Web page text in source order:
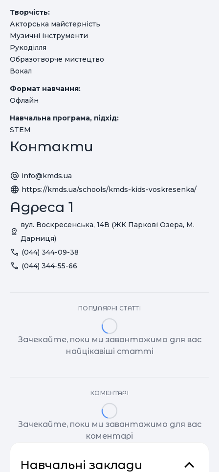
Творчість:
Акторська майстерність
Музичні інструменти
Рукоділля
Образотворче мистецтво
Вокал
Формат навчання:
Офлайн
Навчальна програма, підхід:
STEM
Контакти
info@kmds.ua
https://kmds.ua/schools/kmds-kids-voskresenka/
Адреса 1
вул. Воскресенська, 14В (ЖК Паркові Озера, М.
Дарниця)
(044) 344-09-38
(044) 344-55-66
ПОПУЛЯРНІ СТАТТІ
Зачекайте, поки ми завантажимо для вас
найцікавіші статті
КОМЕНТАРІ
Зачекайте, поки ми завантажимо для вас
коментарі
Навчальні заклади